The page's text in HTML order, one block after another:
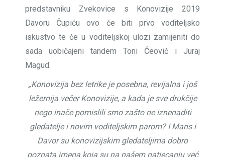
predstavniku Zvekovice s Konovizije 2019
Davoru Čupiću ovo će biti prvo voditeljsko
iskustvo te će u voditeljskoj ulozi zamijeniti do
sada uobičajeni tandem Toni Čeović i Juraj
Magud.
„Konovizija bez letrike je posebna, revijalna i još
ležernija večer Konovizije, a kada je sve drukčije
nego inače pomislili smo zašto ne iznenaditi
gledatelje i novim voditeljskim parom? I Maris i
Davor su konovizijskim gledateljima dobro
poznata imena koja su na našem natjecanju već